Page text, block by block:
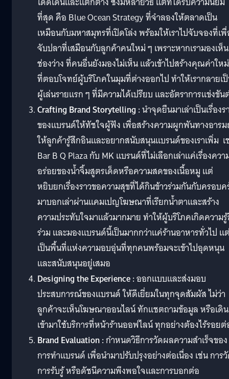
ที่สุด คือ Blue Ocean Strategy ที่จำลองให้ตลาดเป็น
เหมือนกับมหาสมุทรที่เปิดโล่ง พร้อมให้เราไปจับจองที่เ
จับปลาที่เสมือนกับลูกค้าคนใหม่ ๆ เพราะหากเรามองเห็น
ช่องว่าง ที่คนอื่นยังมองไม่เห็น แล้วเข้าไปสร้างคุณค่าให
ที่ตอบโจทย์ผู้บริโภคในมุมที่ต่างออกไป ทำให้เรากลายเ
ผู้เล่นรายแรก ๆ ที่มีความได้เปรียบ และอัตราการแข่งขั
Crafting Brand Storytelling :นำจุดยืนมาเล่าเป็นเรื่องร
ของแบรนด์ให้ทัชใจผู้ฟัง เพื่อสร้างความผูกพันทางอาร
ให้ลูกค้ารู้สึกอินและอยากสนับสนุนแบรนด์ของเราเพิ่ม เ
Bar B Q Plaza กับ MK แบรนด์ที่ไม่เลือกเล่าแค่เรื่องควา
อร่อยของน้ำจิ้มสูตรเด็ดหรือความสดของเนื้อหมู แต่
หยิบยกเรื่องราวขอความสุขที่ได้กินข้าวร่วมกันกับครอบค
มาบอกเล่าผ่านแคมเปญโฆษณาที่เรียกน้ำตาและสร้าง
ความประทับใจมาแล้วมากมาย ทำให้ผู้บริโภคเกิดความ
ร่วม และมองแบรนด์นี้เป็นมากกว่าแค่ร้านอาหารทั่วไป แ
เป็นพื้นที่แห่งความอบอุ่นที่ทุกคนพร้อมจะเข้าไปอุดหนุน
และสนับสนุนอยู่เสมอ
Designing the Experience :ออกแบบและส่งมอบ
ประสบการณ์ของแบรนด์ ให้ดีเยี่ยมในทุกจุดสัมผัส ไม่ว่า
ลูกค้าจะเห็นโฆษณาออนไลน์ ทักแชตถามข้อมูล หรือเดิน
เข้ามาใช้บริการที่หน้าร้านออฟไลน์ ทุกอย่างต้องไร้รอย
Brand Evaluation :กำหนดวิธีการวัดผลความสำเร็จของ
การทำแบรนด์ เพื่อนำมาปรับปรุงอย่างต่อเนื่อง เช่น การ
การรับรู้ หรือดัชนีความพึงพอใจและการบอกต่อ